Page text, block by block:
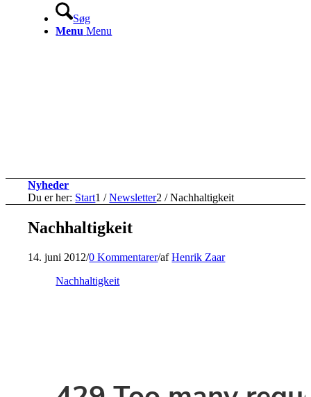
Søg
Menu Menu
Nyheder
Du er her: Start1 / Newsletter2 / Nachhaltigkeit
Nachhaltigkeit
14. juni 2012/0 Kommentarer/afHenrik Zaar
Nachhaltigkeit